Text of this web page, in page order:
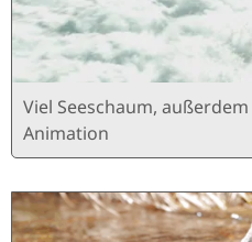
Viel Seeschaum,
Animation